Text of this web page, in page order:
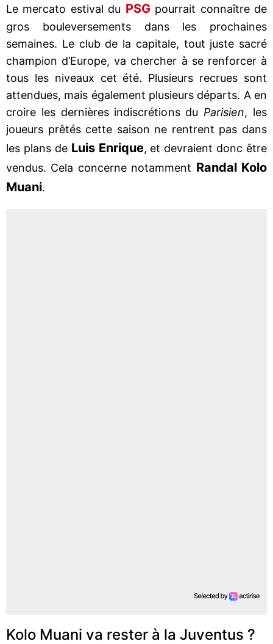
Le mercato estival du PSG pourrait connaître de
gros bouleversements dans les prochaines
semaines. Le club de la capitale, tout juste sacré
champion d’Europe, va chercher à se renforcer à
tous les niveaux cet été. Plusieurs recrues sont
attendues, mais également plusieurs départs. A en
croire les dernières indiscrétions du Parisien, les
joueurs prêtés cette saison ne rentrent pas dans
les plans de Luis Enrique, et devraient donc être
vendus. Cela concerne notamment Randal Kolo
Muani.
Kolo Muani va rester à la Juventus ?